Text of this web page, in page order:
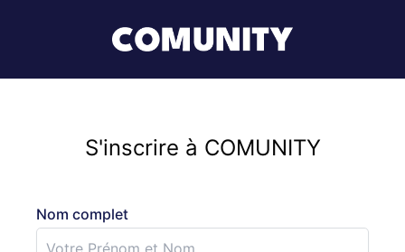
S'inscrire à COMUNITY
Nom complet